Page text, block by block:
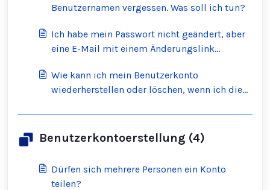
Benutzernamen vergessen. Was soll ich tun?
Ich habe mein Passwort nicht geändert, aber
eine E-Mail mit einem Änderungslink
Wie kann ich mein Benutzerkonto
wiederherstellen oder löschen, wenn ich die
Benutzerkontoerstellung (4)
Dürfen sich mehrere Personen ein Konto
teilen?